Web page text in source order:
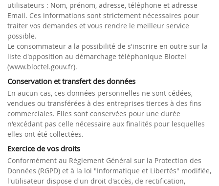
utilisateurs : Nom, prénom, adresse, téléphone et adresse
Email. Ces informations sont strictement nécessaires pour
traiter vos demandes et vous rendre le meilleur service
possible.
Le consommateur a la possibilité de s'inscrire en outre sur la
liste d'opposition au démarchage téléphonique Bloctel
(www.bloctel.gouv.fr).
Conservation et transfert des données
En aucun cas, ces données personnelles ne sont cédées,
vendues ou transférées à des entreprises tierces à des fins
commerciales. Elles sont conservées pour une durée
n'excédant pas celle nécessaire aux finalités pour lesquelles
elles ont été collectées.
Exercice de vos droits
Conformément au Règlement Général sur la Protection des
Données (RGPD) et à la loi "Informatique et Libertés" modifiée,
l'utilisateur dispose d'un droit d'accès, de rectification,